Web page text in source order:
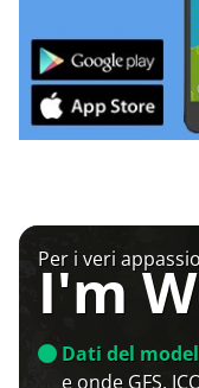
Per i veri
I'm
Dati del
e onde GFS,